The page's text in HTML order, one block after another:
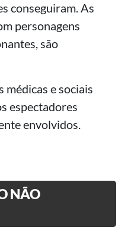
conseguiram. As
personagens
são
médicas e sociais
espectadores
envolvidos.
NÃO